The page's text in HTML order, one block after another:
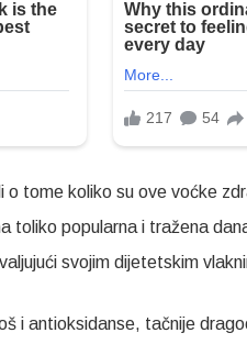
o tome koliko su ove voćke
toliko popularna i tražena
svojim dijetetskim
i antioksidanse, tačnije